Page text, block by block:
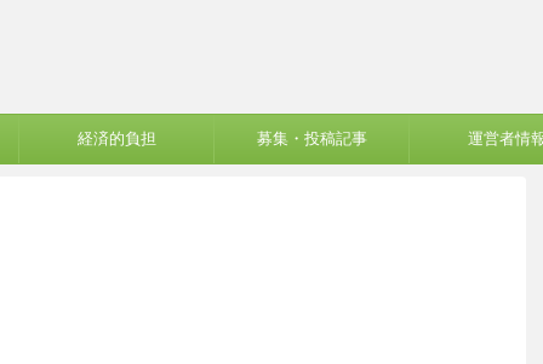
経済的負担 募集・投稿記事 運営者情